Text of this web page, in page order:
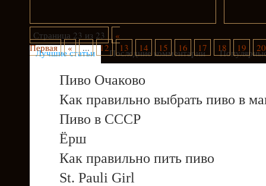
Страница 23 из 23
«
Первая
« ... 12 13 14 15 16 17 18 19 20
Лучшие статьи Последние комментарии
Пиво Очаково
Как правильно выбрать пиво в
Пиво в СССР
Ёрш
Как правильно пить пиво
St. Pauli Girl